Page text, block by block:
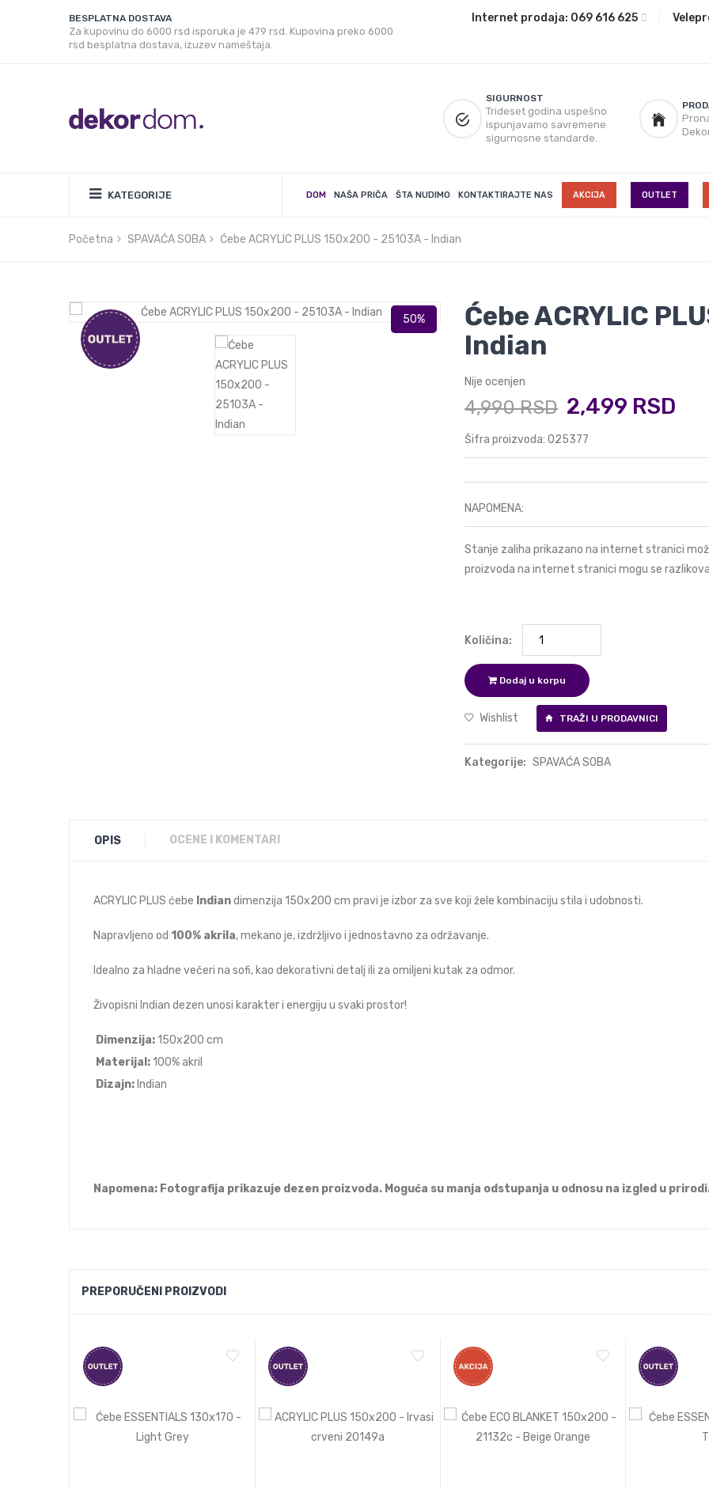
BESPLATNA DOSTAVA
Za kupovinu do 6000 rsd isporuka je 479 rsd. Kupovina preko 6000
rsd besplatna dostava, izuzev nameštaja.
Internet prodaja: 069 616 625
SIGURNOST
Trideset godina uspešno
ispunjavamo savremene
sigurnosne standarde.
KATEGORIJE DOM NAŠA PRIČA ŠTA NUDIMO KONTAKTIRAJTE NAS AKCIJA OUTLET
Početna SPAVAĆA SOBA Ćebe ACRYLIC PLUS 150x200 - 25103A - Indian
Ćebe ACRYLIC
Indian
Nije ocenjen
4,990 RSD 2,499 RSD
Šifra proizvoda: 025377
NAPOMENA:
Stanje zaliha prikazano na internet stranici
proizvoda na internet stranici mogu se
Količina:
Dodaj u korpu
Wishlist TRAŽI U PRODAVNICI
Kategorije: SPAVAĆA SOBA
OPIS OCENE I KOMENTARI
ACRYLIC PLUS ćebe Indiandimenzija 150x200 cm pravi je izbor za sve koji žele kombinaciju stila i udobnosti.
Napravljeno od 100% akrila, mekano je, izdržljivo i jednostavno za održavanje.
Idealno za hladne večeri na sofi, kao dekorativni detalj ili za omiljeni kutak za odmor.
Živopisni Indian dezen unosi karakter i energiju u svaki prostor!
Dimenzija:150x200 cm
Materijal:100% akril
Dizajn: Indian
Napomena: Fotografija prikazuje dezen proizvoda. Moguća su manja odstupanja u odnosu na izgled u
PREPORUČENI PROIZVODI